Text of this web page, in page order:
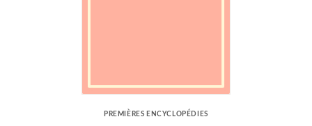
PREMIÈRES ENCYCLOPÉDIES